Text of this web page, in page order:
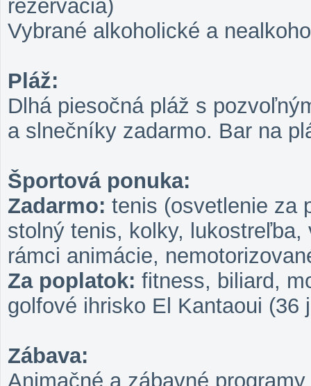
rezervácia)
Vybrané alkoholické a
Pláž:
Dlhá piesočná pláž s
a slnečníky zadarmo. Bar na
Športová ponuka:
Zadarmo: tenis (osvetlenie za
stolný tenis, kolky,
rámci animácie,
Za poplatok: fitness, biliard,
golfové ihrisko El Kantaoui (36
Zábava:
Animačné a zábavné